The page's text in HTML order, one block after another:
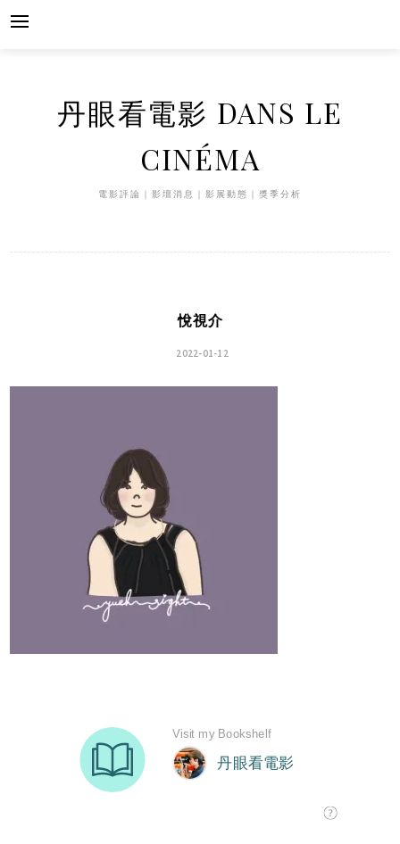
Skip
丹眼看電影 DANS LE
CINÉMA
電影評論｜影壇消息｜影展動態｜獎季分析
悅視介
2022-01-12